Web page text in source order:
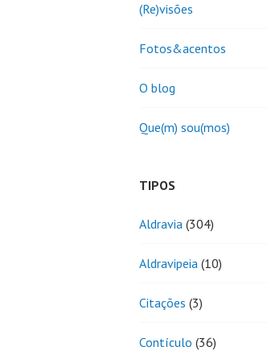
(Re)visões
Fotos&acentos
O blog
Que(m) sou(mos)
TIPOS
Aldravia (304)
Aldravipeia (10)
Citações (3)
Contículo (36)